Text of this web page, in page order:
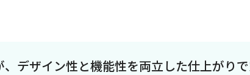
デザイン性と機能性を両立した仕上がり